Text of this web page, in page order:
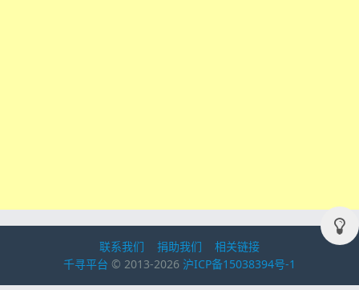
联系我们 捐助我们
相关链接
千寻平台 © 2013-2026 沪ICP备15038394号-1